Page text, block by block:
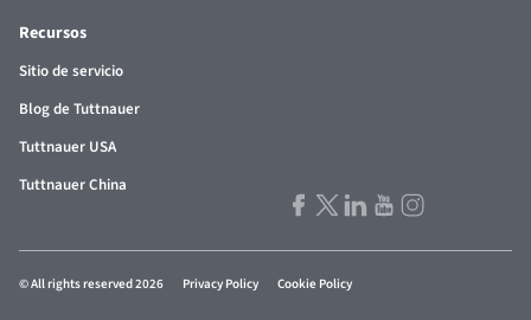
Recursos
Sitio de servicio
Blog de Tuttnauer
Tuttnauer USA
Tuttnauer China
© All rights reserved 2026 Privacy Policy Cookie Policy